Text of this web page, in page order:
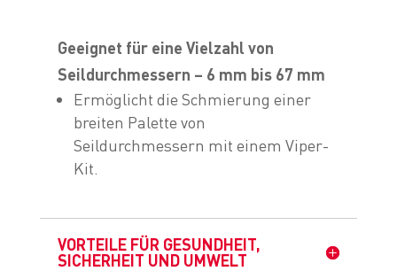
Geeignet für eine Vielzahl von
Seildurchmessern – 6 mm bis 67 mm
Ermöglicht die Schmierung einer
breiten Palette von
Seildurchmessern mit einem Viper-
Kit.
VORTEILE FÜR GESUNDHEIT,
SICHERHEIT UND UMWELT